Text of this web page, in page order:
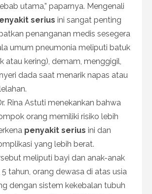
utama,” paparnya. Mengenali
serius ini sangat penting
penanganan medis sesegera
umum pneumonia meliputi batuk
atau kering), demam, menggigil,
dada saat menarik napas atau
Rina Astuti menekankan bahwa
orang memiliki risiko lebih
penyakit serius ini dan
yang lebih berat.
meliputi bayi dan anak-anak
tahun, orang dewasa di atas usia
dengan sistem kekebalan tubuh